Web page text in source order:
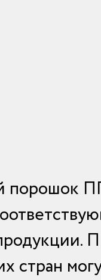
порошок
стран